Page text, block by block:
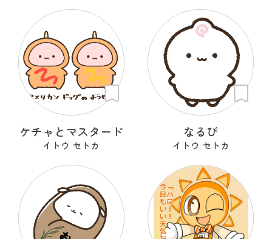
ケチャとマスタード
イトウ セトカ
なるぴ
イトウ セトカ